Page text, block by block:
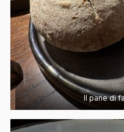
Il pane di